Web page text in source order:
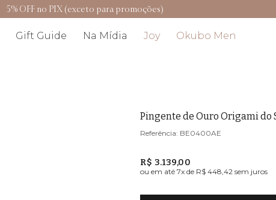
5% OFF no PIX (exceto para promoções)
Gift Guide Na Mídia Joy Okubo Men
Pingente de Ouro Origami do
BE0400AE
R$ 3.139,00
ou em até7x de R$ 448,42 sem juros